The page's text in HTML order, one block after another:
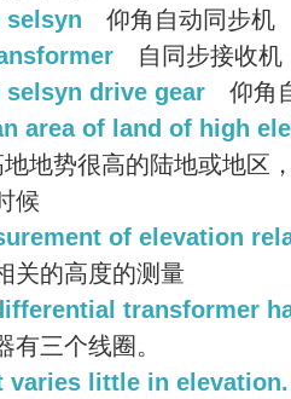
selsyn
仰角自动同步机
自同步接收机
selsyn drive gear
仰角
area of land of high
地地势很高的陆地或地区
候
of elevation
关的高度的测量
transformer
有三个线圈。
varies little in elevation.